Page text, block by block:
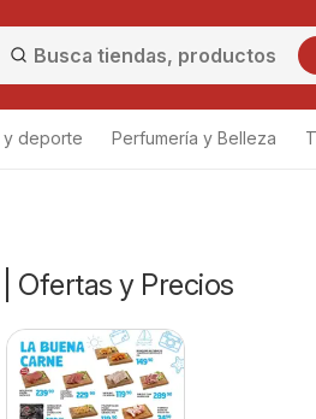
y deporte Perfumería y Belleza
Ofertas y Precios